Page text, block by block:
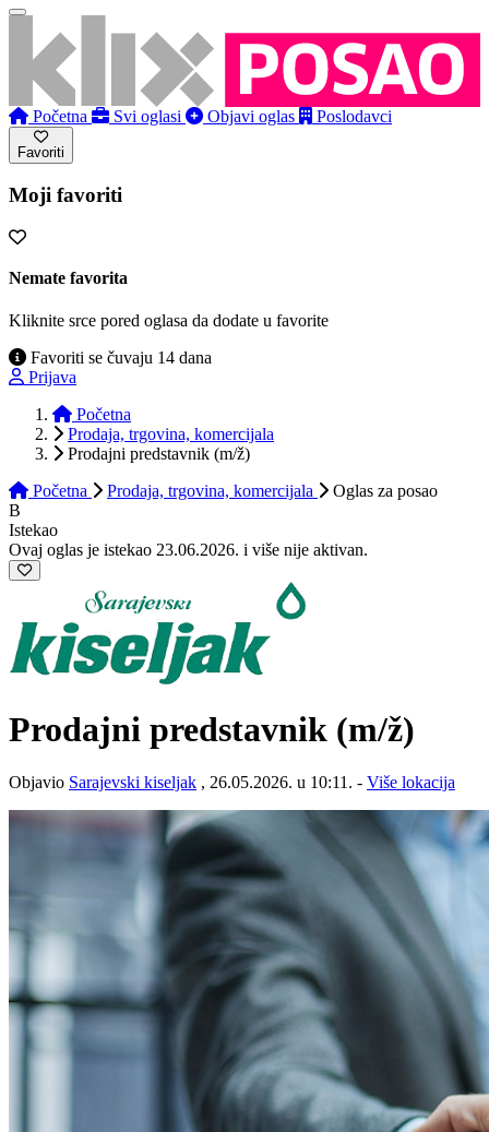
Početna Svi oglasi Objavi oglas Poslodavci
Favoriti
Moji favoriti
Nemate favorita
Kliknite srce pored oglasa da dodate u favorite
Favoriti se čuvaju 14 dana
Prijava
Početna
Prodaja, trgovina, komercijala
Prodajni predstavnik (m/ž)
Početna
Prodaja, trgovina, komercijala Oglas za posao
B
Istekao
Ovaj oglas je istekao 23.06.2026. i više nije aktivan.
Prodajni predstavnik (m/ž)
Objavio Sarajevski kiseljak , 26.05.2026. u 10:11. - Više lokacija